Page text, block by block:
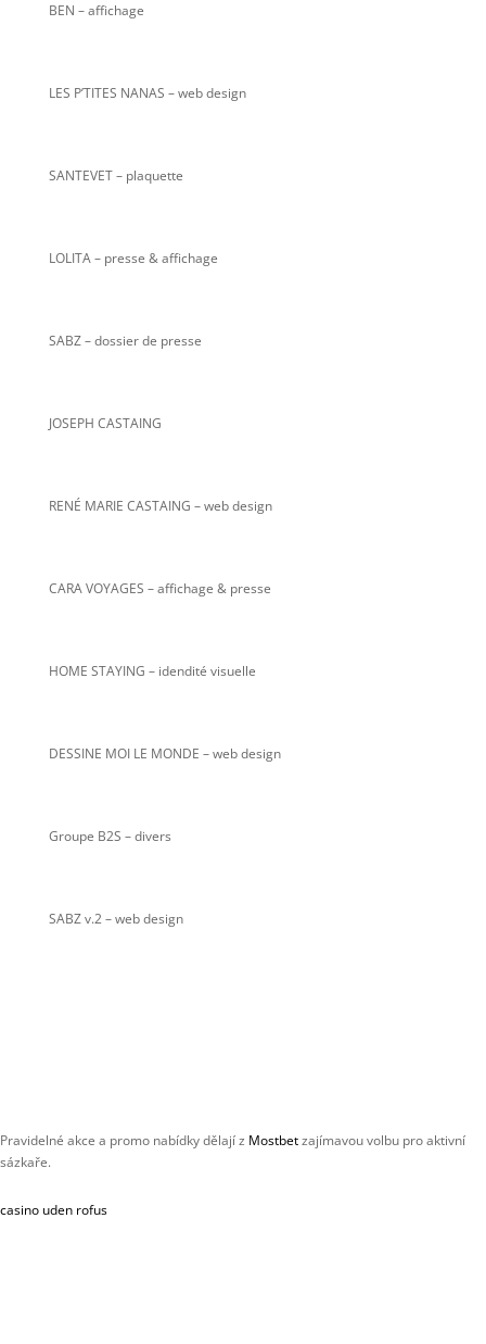
BEN – affichage
LES P’TITES NANAS – web design
SANTEVET – plaquette
LOLITA – presse & affichage
SABZ – dossier de presse
JOSEPH CASTAING
RENÉ MARIE CASTAING – web design
CARA VOYAGES – affichage & presse
HOME STAYING – idendité visuelle
DESSINE MOI LE MONDE – web design
Groupe B2S – divers
SABZ v.2– web design
Pravidelné akce a promo nabídky dělají z Mostbetzajímavou volbu pro aktivní
sázkaře.
casino uden rofus